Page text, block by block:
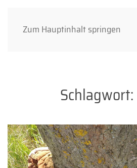
Zum Hauptinhalt springen
Schlagwort: